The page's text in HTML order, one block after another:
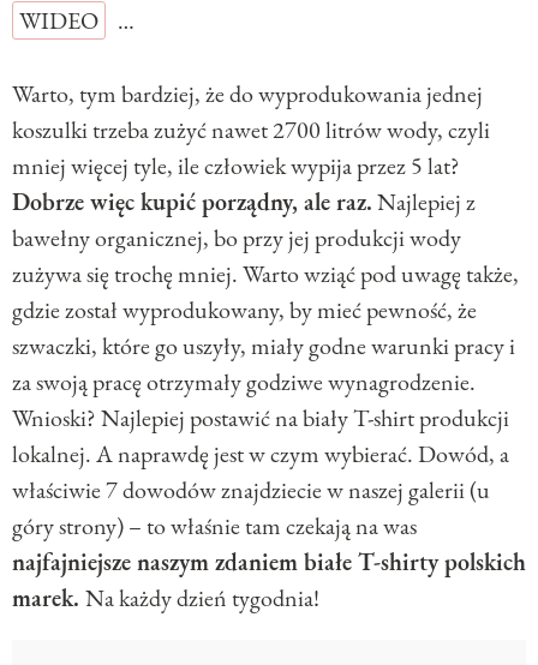
WIDEO
…
Warto, tym bardziej, że do wyprodukowania jednej
koszulki trzeba zużyć nawet 2700 litrów wody, czyli
mniej więcej tyle, ile człowiek wypija przez 5 lat?
Dobrze więc kupić porządny, ale raz.Najlepiej z
bawełny organicznej, bo przy jej produkcji wody
zużywa się trochę mniej. Warto wziąć pod uwagę także,
gdzie został wyprodukowany, by mieć pewność, że
szwaczki, które go uszyły, miały godne warunki pracy i
za swoją pracę otrzymały godziwe wynagrodzenie.
Wnioski? Najlepiej postawić na biały T-shirt produkcji
lokalnej. A naprawdę jest w czym wybierać. Dowód, a
właściwie 7 dowodów znajdziecie w naszej galerii (u
góry strony) – to właśnie tam czekają na was
najfajniejsze naszym zdaniem białe T-shirty polskich
marek. Na każdy dzień tygodnia!